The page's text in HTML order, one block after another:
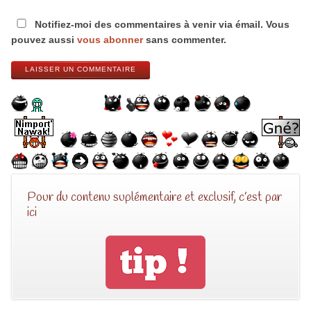
Notifiez-moi des commentaires à venir via émail. Vous
pouvez aussi vous abonnersans commenter.
LAISSER UN COMMENTAIRE
Pour du contenu suplémentaire et exclusif, c’est par
ici